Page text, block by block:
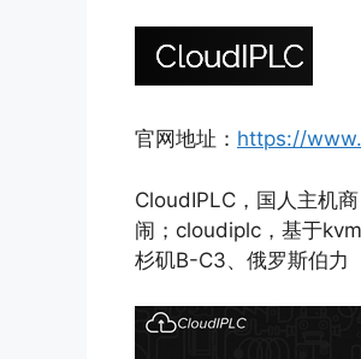
官网地址： https://
CloudIPLC，国人主机
闹；cloudiplc，基于
杉矶B-C3、俄罗斯伯力